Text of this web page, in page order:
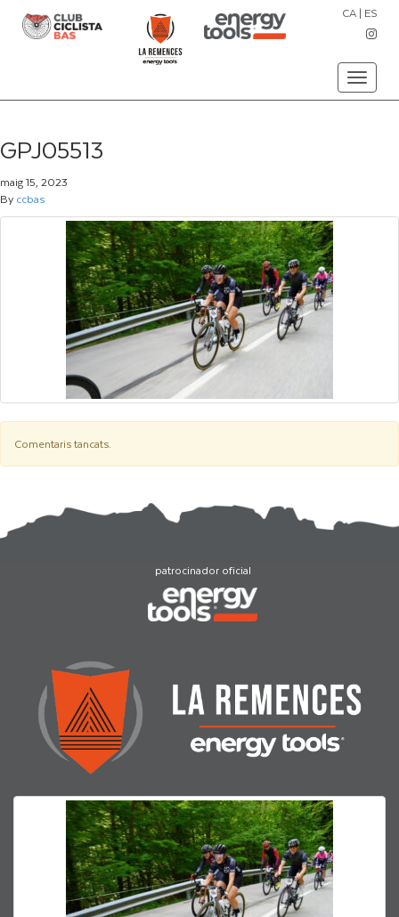
Toggle
CA | ES
GPJ05513
maig 15, 2023
By ccbas
Comentaris tancats.
patrocinador oficial